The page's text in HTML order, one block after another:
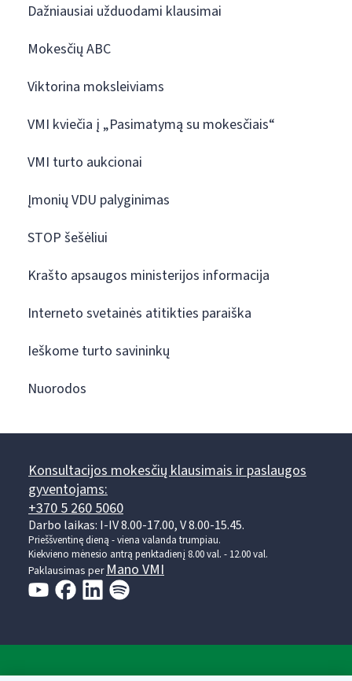
Dažniausiai užduodami klausimai
Mokesčių ABC
Viktorina moksleiviams
VMI kviečia į „Pasimatymą su mokesčiais“
VMI turto aukcionai
Įmonių VDU palyginimas
STOP šešėliui
Krašto apsaugos ministerijos informacija
Interneto svetainės atitikties paraiška
Ieškome turto savininkų
Nuorodos
Konsultacijos mokesčių klausimais ir paslaugos
gyventojams:
+370 5 260 5060
Darbo laikas: I-IV 8.00-17.00, V 8.00-15.45.
Prieššventinę dieną - viena valanda trumpiau.
Kiekvieno mėnesio antrą penktadienį 8.00 val. - 12.00 val.
Paklausimas per Mano VMI